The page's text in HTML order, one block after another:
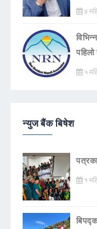
४
५
न्युज बैंक बिषेश
१